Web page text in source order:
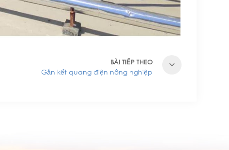
BÀI TIẾP THEO
Gắn kết quang điện nông nghiệp